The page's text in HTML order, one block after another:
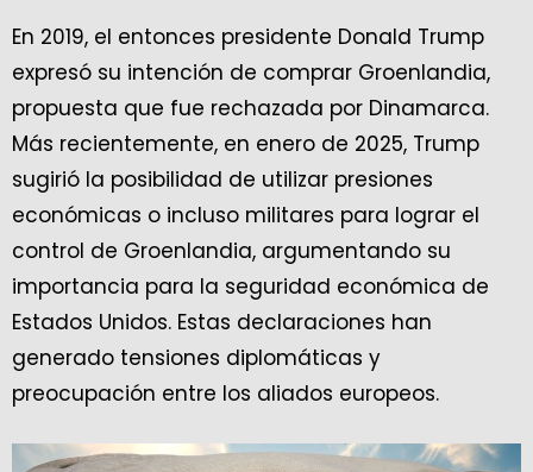
En 2019, el entonces presidente Donald Trump
expresó su intención de comprar Groenlandia,
propuesta que fue rechazada por Dinamarca.
Más recientemente, en enero de 2025, Trump
sugirió la posibilidad de utilizar presiones
económicas o incluso militares para lograr el
control de Groenlandia, argumentando su
importancia para la seguridad económica de
Estados Unidos. Estas declaraciones han
generado tensiones diplomáticas y
preocupación entre los aliados europeos.